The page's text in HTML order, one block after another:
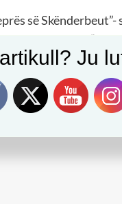
së Skënderbeut”-
nga një
Canaj, një emër i spikatur
Ju